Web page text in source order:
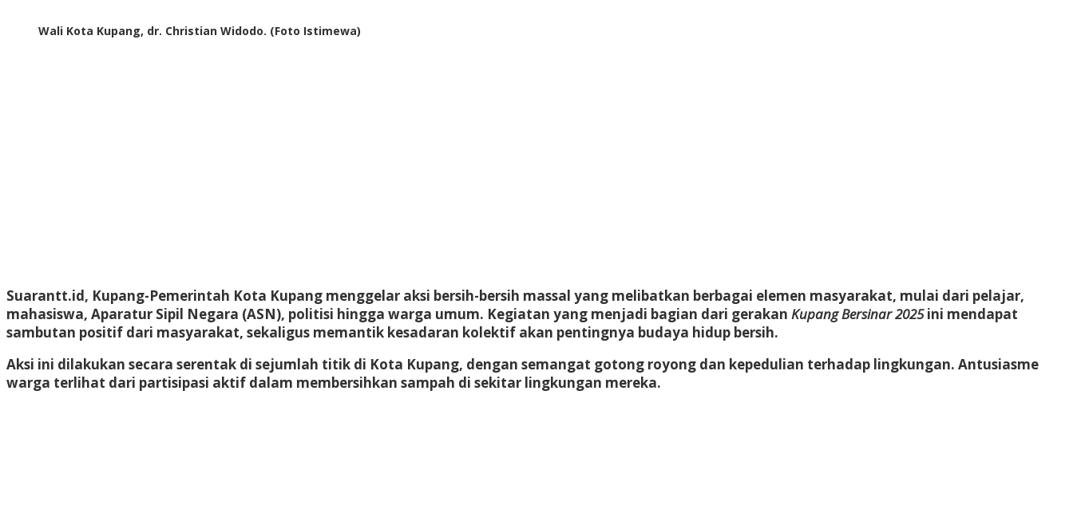
Sehat
Wali Kota Kupang, dr. Christian Widodo. (Foto Istimewa)
Suarantt.id, Kupang-Pemerintah Kota Kupang menggelar aksi bersih-bersih massal yang melibatkan berbagai elemen masyarakat, mulai dari pelajar,
mahasiswa, Aparatur Sipil Negara (ASN), politisi hingga warga umum. Kegiatan yang menjadi bagian dari gerakan Kupang Bersinar 2025ini mendapat
sambutan positif dari masyarakat, sekaligus memantik kesadaran kolektif akan pentingnya budaya hidup bersih.
Aksi ini dilakukan secara serentak di sejumlah titik di Kota Kupang, dengan semangat gotong royong dan kepedulian terhadap lingkungan. Antusiasme
warga terlihat dari partisipasi aktif dalam membersihkan sampah di sekitar lingkungan mereka.